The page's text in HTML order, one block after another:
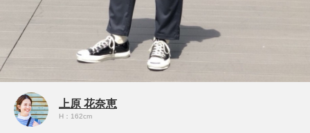
上原 花奈恵
H：162cm